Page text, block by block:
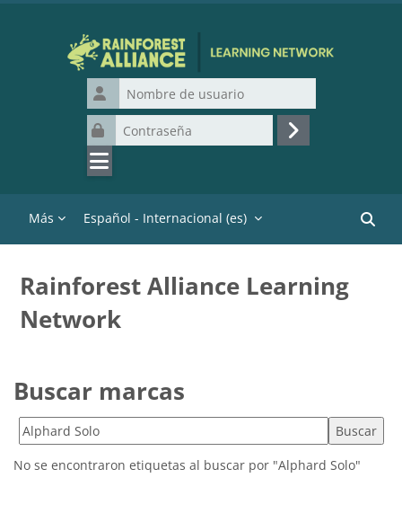
Nombre de usuario
Contraseña
Acceder
Más Español - Internacional ‎(es)‎
Rainforest Alliance Learning
Network
Buscar marcas
Buscar marcas
No se encontraron etiquetas al buscar por "Alphard Solo"